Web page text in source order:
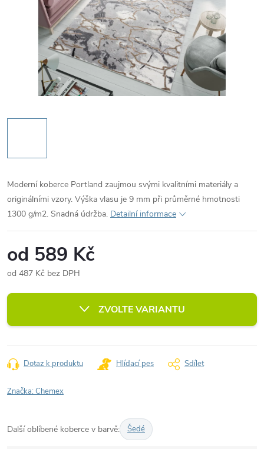
Moderní koberce Portland zaujmou svými kvalitními materiály a
originálními vzory. Výška vlasu je 9 mm při průměrné hmotnosti
1300 g/m2. Snadná údržba. Detailní informace
od 589 Kč
od 487 Kč bez DPH
cena:
ZVOLTE VARIANTU
Dotaz k produktu Hlídací pes Sdílet
Značka:Chemex
Další oblíbené koberce v barvě: Šedé